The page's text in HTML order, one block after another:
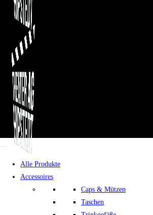
Alle Produkte
Accessoires
Caps & Mützen
Taschen